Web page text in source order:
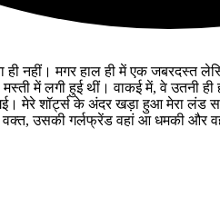
मगर हाल ही में एक जबरदस्त
में लगी हुई थीं। वाकई में, वे उतनी
शॉर्ट्स के अंदर खड़ा हुआ मेरा लंड
उसकी गर्लफ्रेंड वहां आ धमकी और